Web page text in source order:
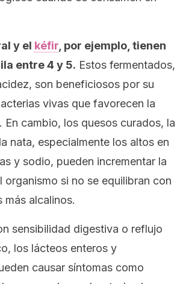
y el kéfir , por ejemplo, tienen
entre 4 y 5. Estos fermentados,
son beneficiosos por su
vivas que favorecen la
En cambio, los quesos curados, la
nata, especialmente los altos en
y sodio, pueden incrementar la
organismo si no se equilibran con
más alcalinos.
sensibilidad digestiva o reflujo
los lácteos enteros y
causar síntomas como